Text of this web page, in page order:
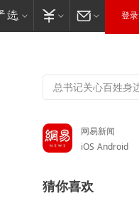
登录
网易新闻
iOS Android
猜你喜欢